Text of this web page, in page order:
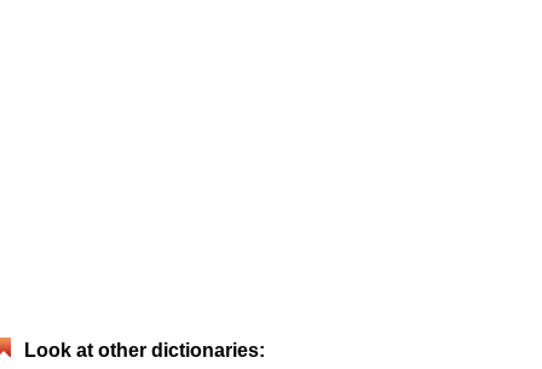
Look at other dictionaries: